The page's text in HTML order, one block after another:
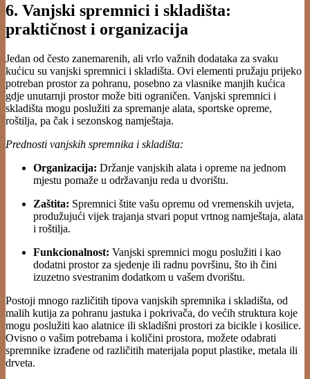
6. Vanjski spremnici i skladišta:
praktičnost i organizacija
Jedan od često zanemarenih, ali vrlo važnih dodataka za svaku
kućicu su vanjski spremnici i skladišta. Ovi elementi pružaju prijeko
potreban prostor za pohranu, posebno za vlasnike manjih kućica
gdje unutarnji prostor može biti ograničen. Vanjski spremnici i
skladišta mogu poslužiti za spremanje alata, sportske opreme,
roštilja, pa čak i sezonskog namještaja.
Prednosti vanjskih spremnika i skladišta:
Organizacija: Držanje vanjskih alata i opreme na jednom
mjestu pomaže u održavanju reda u dvorištu.
Zaštita: Spremnici štite vašu opremu od vremenskih uvjeta,
produžujući vijek trajanja stvari poput vrtnog namještaja, alata
i roštilja.
Funkcionalnost: Vanjski spremnici mogu poslužiti i kao
dodatni prostor za sjedenje ili radnu površinu, što ih čini
izuzetno svestranim dodatkom u vašem dvorištu.
Postoji mnogo različitih tipova vanjskih spremnika i skladišta, od
malih kutija za pohranu jastuka i pokrivača, do većih struktura koje
mogu poslužiti kao alatnice ili skladišni prostori za bicikle i kosilice.
Ovisno o vašim potrebama i količini prostora, možete odabrati
spremnike izrađene od različitih materijala poput plastike, metala ili
drveta.